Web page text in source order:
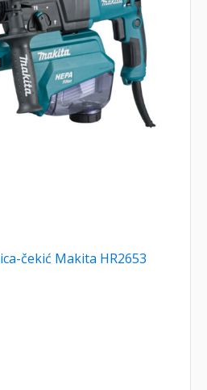
čekić Makita HR2653